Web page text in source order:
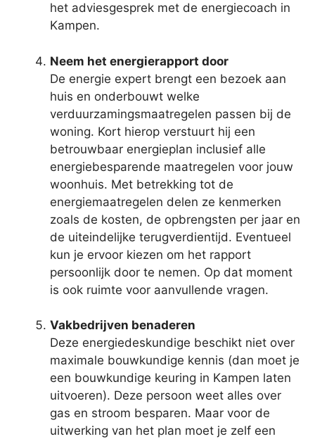
het adviesgesprek met de energiecoach in
Kampen.
Neem het energierapport door
De energie expert brengt een bezoek aan
huis en onderbouwt welke
verduurzamingsmaatregelen passen bij de
woning. Kort hierop verstuurt hij een
betrouwbaar energieplan inclusief alle
energiebesparende maatregelen voor jouw
woonhuis. Met betrekking tot de
energiemaatregelen delen ze kenmerken
zoals de kosten, de opbrengsten per jaar en
de uiteindelijke terugverdientijd. Eventueel
kun je ervoor kiezen om het rapport
persoonlijk door te nemen. Op dat moment
is ook ruimte voor aanvullende vragen.
Vakbedrijven benaderen
Deze energiedeskundige beschikt niet over
maximale bouwkundige kennis (dan moet je
een bouwkundige keuring in Kampen laten
uitvoeren). Deze persoon weet alles over
gas en stroom besparen. Maar voor de
uitwerking van het plan moet je zelf een